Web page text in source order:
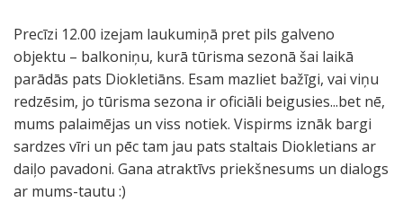
Precīzi 12.00 izejam laukumiņā pret pils galveno
objektu – balkoniņu, kurā tūrisma sezonā šai laikā
parādās pats Diokletiāns. Esam mazliet bažīgi, vai viņu
redzēsim, jo tūrisma sezona ir oficiāli beigusies...bet nē,
mums palaimējas un viss notiek. Vispirms iznāk bargi
sardzes vīri un pēc tam jau pats staltais Diokletians ar
daiļo pavadoni. Gana atraktīvs priekšnesums un dialogs
ar mums-tautu :)